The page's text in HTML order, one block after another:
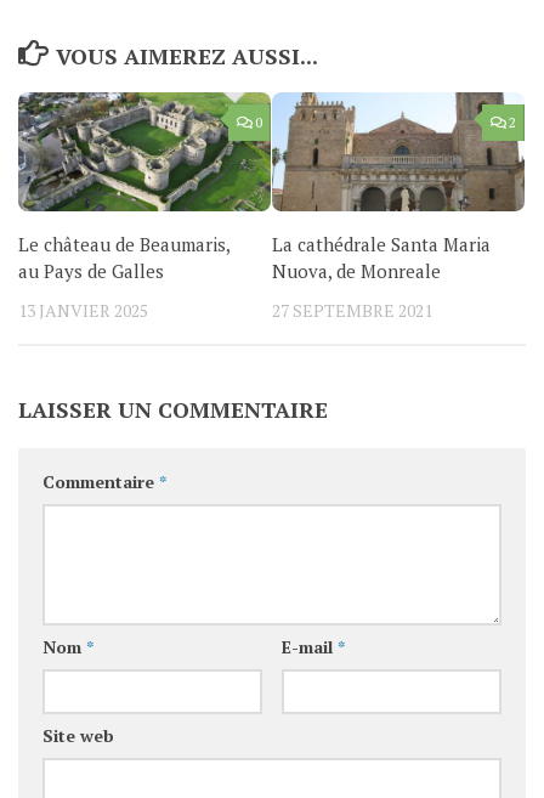
VOUS AIMEREZ AUSSI...
0
Le château de Beaumaris,
au Pays de Galles
13 JANVIER 2025
2
La cathédrale Santa Maria
Nuova, de Monreale
27 SEPTEMBRE 2021
LAISSER UN COMMENTAIRE
Commentaire *
Nom * E-mail *
Site web